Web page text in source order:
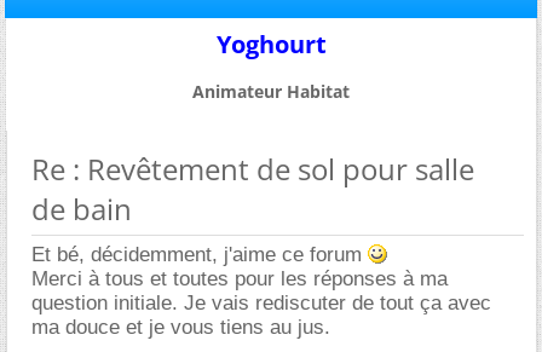
Yoghourt
Animateur Habitat
Re : Revêtement de sol pour salle
de bain
Et bé, décidemment, j'aime ce forum
Merci à tous et toutes pour les réponses à ma
question initiale. Je vais rediscuter de tout ça avec
ma douce et je vous tiens au jus.